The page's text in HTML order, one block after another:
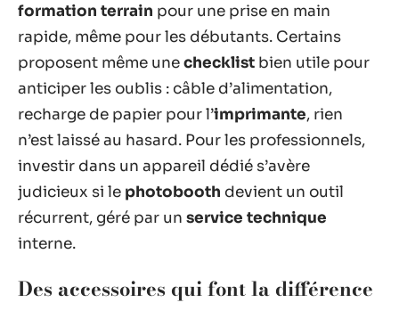
formation terrain pour une prise en main
rapide, même pour les débutants. Certains
proposent même unechecklist bien utile pour
anticiper les oublis : câble d’alimentation,
recharge de papier pour l’imprimante, rien
n’est laissé au hasard. Pour les professionnels,
investir dans un appareil dédié s’avère
judicieux si le photobooth devient un outil
récurrent, géré par un service technique
interne.
Des accessoires qui font la différence